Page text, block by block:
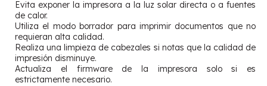
Evita exponer la impresora a la luz solar directa o a fuentes
de calor.
Utiliza el modo borrador para imprimir documentos que no
requieran alta calidad.
Realiza una limpieza de cabezales si notas que la calidad de
impresión disminuye.
Actualiza el firmware de la impresora solo si es
estrictamente necesario.